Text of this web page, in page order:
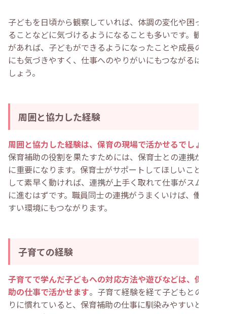
子どもを日頃から観察していれば、体調の変化や困ってい
ることなどに気づけるようになることも多いです。観察力
があれば、子どもができるようになったことや成長の変化
にも気づきやすく、仕事へのやりがいにもつながるはずで
しょう。
周囲と協力した経験
周囲と協力した経験は、保育の現場で活かせるでしょう
保育補助の役割を果たすためには、保育士との連携が非常
に重要になります。保育士がサポートしてほしいことに対
して素早く動ければ、連携が上手く取れて仕事がスムーズ
に進むはずです。職員同士の連携がうまくいけば、働きや
すい環境にもつながります。
子育ての経験
子育てで学んだ子どもへの対応方法や遊びなどは、保育補
助の仕事で活かせます。子育て経験を経て子どもとの関わ
りに慣れていると、保育補助の仕事に馴染みやすいと感じ